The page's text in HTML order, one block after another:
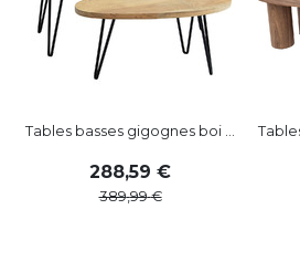
Tables basses gigognes boi ...
288,59
389,99